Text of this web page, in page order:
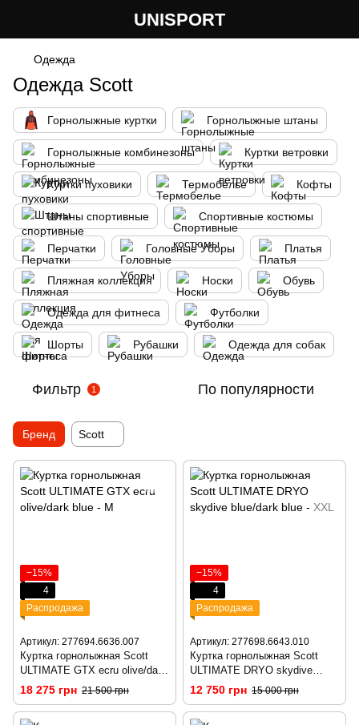
UNISPORT
Одежда
Одежда Scott
Горнолыжные куртки Горнолыжные штаны
Горнолыжные комбинезоны Куртки ветровки
Куртки пуховики Термобелье Кофты
Штаны спортивные Спортивные костюмы
Перчатки Головные Уборы Платья
Пляжная коллекция Носки Обувь
Одежда для фитнеса Футболки
Шорты Рубашки Одежда для собак
Фильтр 1 По популярности
Бренд Scott
−15%
4
Распродажа
Артикул: 277694.6636.007
Куртка горнолыжная Scott
ULTIMATE GTX ecru olive/dark
blue - M
18 275 грн 21 500 грн
−15%
4
Распродажа
Артикул: 277698.6643.010
Куртка горнолыжная Scott
ULTIMATE DRYO skydive
blue/dark blue - XXL
12 750 грн 15 000 грн